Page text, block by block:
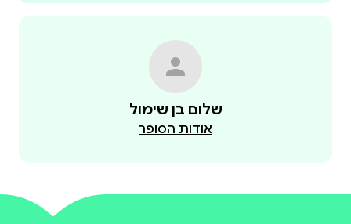
שלום בן שימול
אודות הסופר